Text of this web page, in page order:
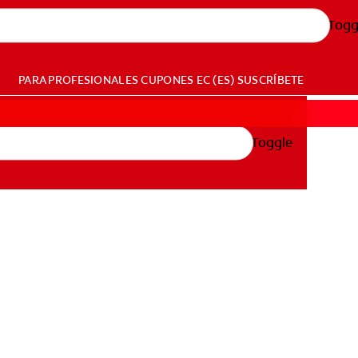
PARA PROFESIONALESCUPONES EC (ES) SUSCRÍBETE
Toggle